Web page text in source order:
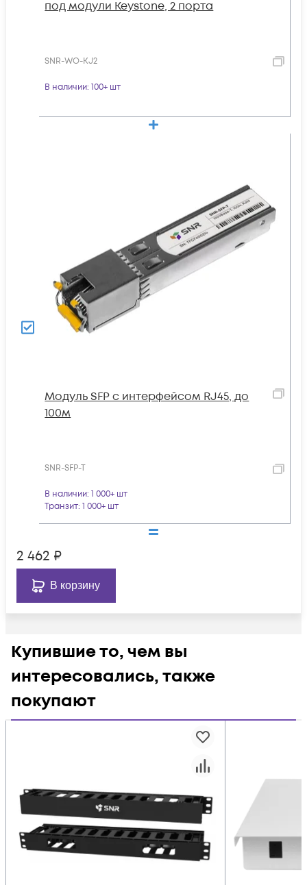
под модули Keystone, 2 порта
SNR-WO-KJ2
В наличии: 100+ шт
Модуль SFP с интерфейсом RJ45, до
100м
SNR-SFP-T
В наличии: 1 000+ шт
Транзит: 1 000+ шт
2 462 ₽
В корзину
Купившие то, чем вы
интересовались, также
покупают